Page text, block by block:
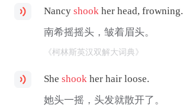
Nancyshook her head, frowning.
南希摇摇头，皱着眉头。
《柯林斯英汉双解大词典》
Sheshook her hair loose.
她头一摇，头发就散开了。